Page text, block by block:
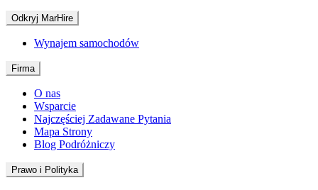
Odkryj MarHire
Wynajem samochodów
Firma
O nas
Wsparcie
Najczęściej Zadawane Pytania
Mapa Strony
Blog Podróżniczy
Prawo i Polityka